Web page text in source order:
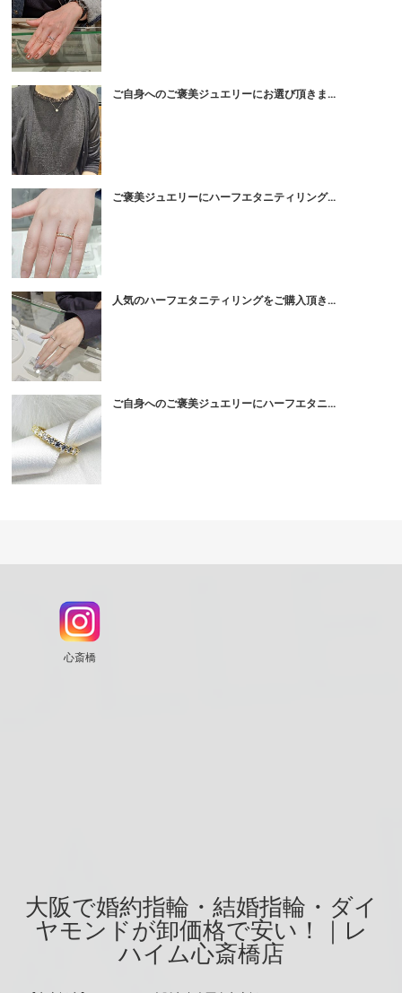
ご自身へのご褒美ジュエリーにお選び頂きま...
ご褒美ジュエリーにハーフエタニティリング...
人気のハーフエタニティリングをご購入頂き...
ご自身へのご褒美ジュエリーにハーフエタニ...
心斎橋
大阪で婚約指輪・結婚指輪・ダイ
ヤモンドが卸価格で安い！｜レ
ハイム心斎橋店